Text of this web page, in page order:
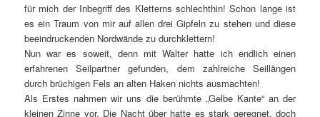
für mich der Inbegriff des Kletterns schlechthin! Schon lange ist
es ein Traum von mir auf allen drei Gipfeln zu stehen und diese
beeindruckenden Nordwände zu durchklettern!
Nun war es soweit, denn mit Walter hatte ich endlich einen
erfahrenen Seilpartner gefunden, dem zahlreiche Seillängen
durch brüchigen Fels an alten Haken nichts ausmachten!
Als Erstes nahmen wir uns die berühmte „Gelbe Kante“ an der
kleinen Zinne vor. Die Nacht über hatte es stark geregnet, doch